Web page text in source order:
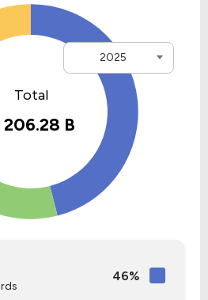
2025
46%